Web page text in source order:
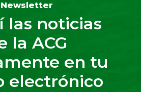
Newsletter
las noticias
la ACG
en tu
electrónico